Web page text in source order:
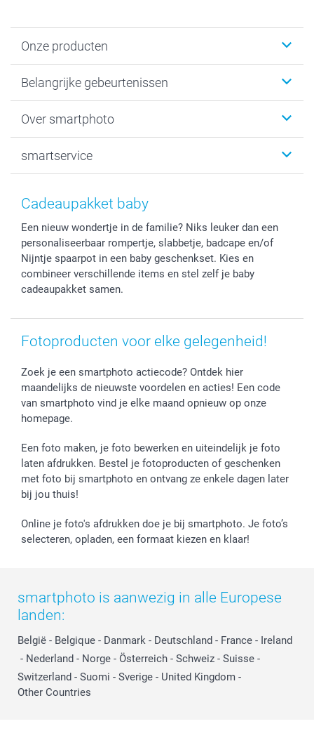
Onze producten
Fotogeschenken
Fotoprints, Fotoposter & Fotoalbum met fotoprints
MyNameBook
Stickers en Etiketten
Fotokaders, Decoratie en Snoepjes
Fotokalenders & Fotoagenda's
Belangrijke gebeurtenissen
Baby
Communie- en Lentefeest
Geschenken voor hem
Afstuderen
Moederdag
Vaderdag
Verjaardag
Geboorte
Over smartphoto
Duurzaamheid
Voorwaarden
Herroepingsrecht
Klachtenregeling
Wettelijke garantie
Privacybeleid
Cookiebeleid
Investor Relations
smartservice
smartgarantie
smartbonus
Betalingsmogelijkheden
Grote bestellingen
Levering
Mijn orderstatus
Cadeaupakket baby
Een nieuw wondertje in de familie? Niks leuker dan een
personaliseerbaar rompertje, slabbetje, badcape en/of
Nijntje spaarpot in een baby geschenkset. Kies en
combineer verschillende items en stel zelf je baby
cadeaupakket samen.
Fotoproducten voor elke gelegenheid!
Zoek je een smartphoto actiecode? Ontdek hier
maandelijks de nieuwste voordelen en acties! Een code
van smartphoto vind je elke maand opnieuw op onze
homepage.
Een foto maken, je foto bewerken en uiteindelijk je foto
laten afdrukken. Bestel je fotoproducten of geschenken
met foto bij smartphoto en ontvang ze enkele dagen later
bij jou thuis!
Online je foto's afdrukken doe je bij smartphoto. Je foto’s
selecteren, opladen, een formaat kiezen en klaar!
smartphoto is aanwezig in alle Europese
landen:
België - Belgique - Danmark - Deutschland - France - Ireland
- Nederland - Norge - Österreich - Schweiz - Suisse -
Switzerland - Suomi - Sverige - United Kingdom -
Other Countries